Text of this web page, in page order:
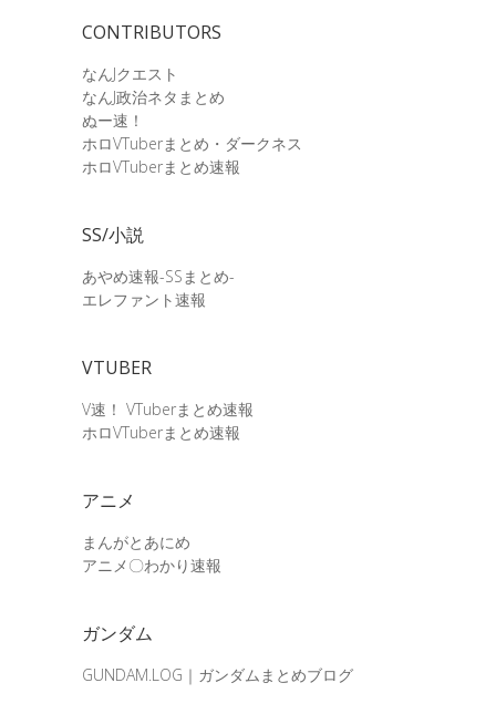
CONTRIBUTORS
なんJクエスト
なんJ政治ネタまとめ
ぬー速！
ホロVTuberまとめ・ダークネス
ホロVTuberまとめ速報
SS/小説
あやめ速報-SSまとめ-
エレファント速報
VTUBER
V速！ VTuberまとめ速報
ホロVTuberまとめ速報
アニメ
まんがとあにめ
アニメ〇わかり速報
ガンダム
GUNDAM.LOG｜ガンダムまとめブログ